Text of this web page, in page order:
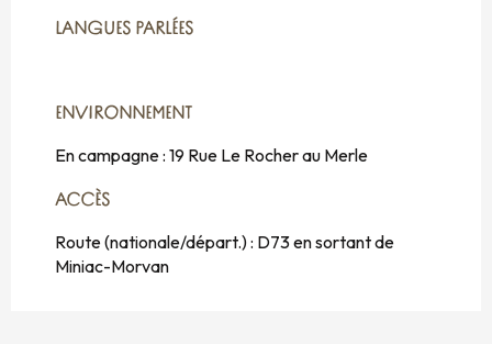
LANGUES PARLÉES
LANGUES PARLÉES
ENVIRONNEMENT
ENVIRONNEMENT
En campagne : 19 Rue Le Rocher au Merle
ACCÈS
ACCÈS
Route (nationale/départ.) : D73 en sortant de
Miniac-Morvan